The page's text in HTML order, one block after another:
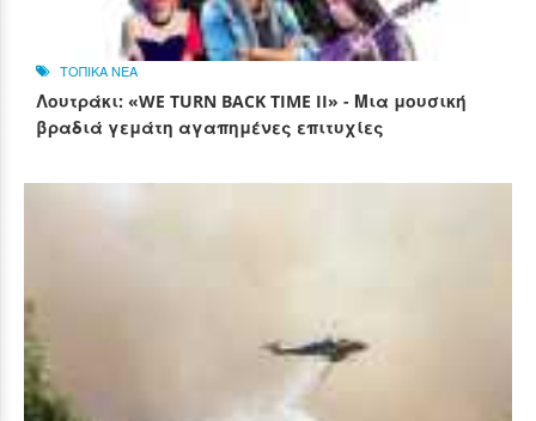
ΤΟΠΙΚΑ ΝΕΑ
Λουτράκι: «WE TURN BACK TIME II» - Μια μουσική
βραδιά γεμάτη αγαπημένες επιτυχίες